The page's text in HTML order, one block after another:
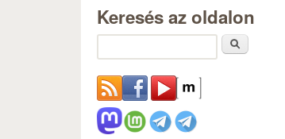
Keresés az oldalon